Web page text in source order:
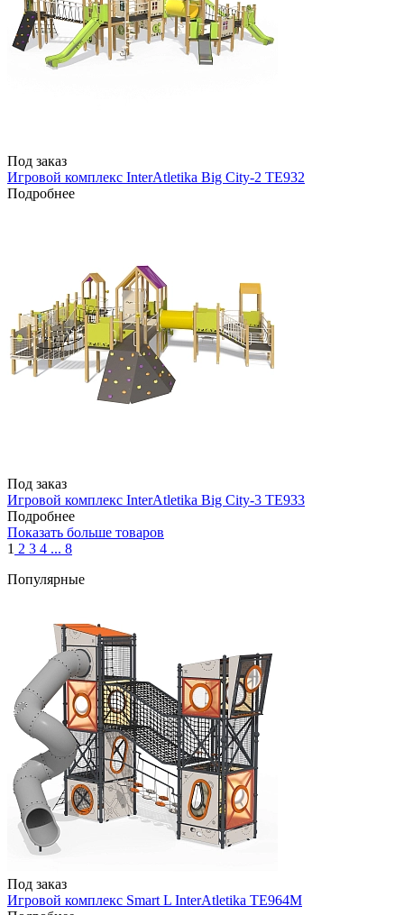
Под заказ
Игровой комплекс InterAtletika Big City-2 ТЕ932
Подробнее
Под заказ
Игровой комплекс InterAtletika Big City-3 ТЕ933
Подробнее
Показать больше товаров
1 2 3 4 ... 8
Популярные
Под заказ
Игровой комплекс Smart L InterAtletika TE964M